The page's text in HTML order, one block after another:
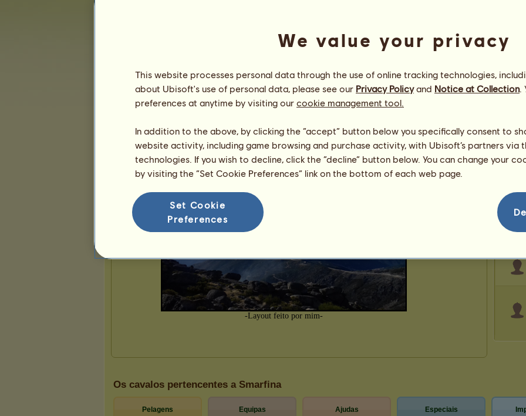
Hope
Los
1
Os cavalos pertencentes a Smarfina
Pelagens Equipas Ajudas Especiais
We value your privacy
This website processes personal data through the use of online tracking technologies,
about Ubisoft's use of personal data, please see our Privacy Policyand Notice at Collection.
preferences at anytime by visiting our cookie management tool.
In addition to the above, by clicking the “accept” button below you specifically consent to
website activity, including game browsing and purchase activity, with Ubisoft’s partners via
technologies. If you wish to decline, click the “decline” button below. You can change your
by visiting the “Set Cookie Preferences” link on the bottom of each web page.
Set Cookie
Preferences